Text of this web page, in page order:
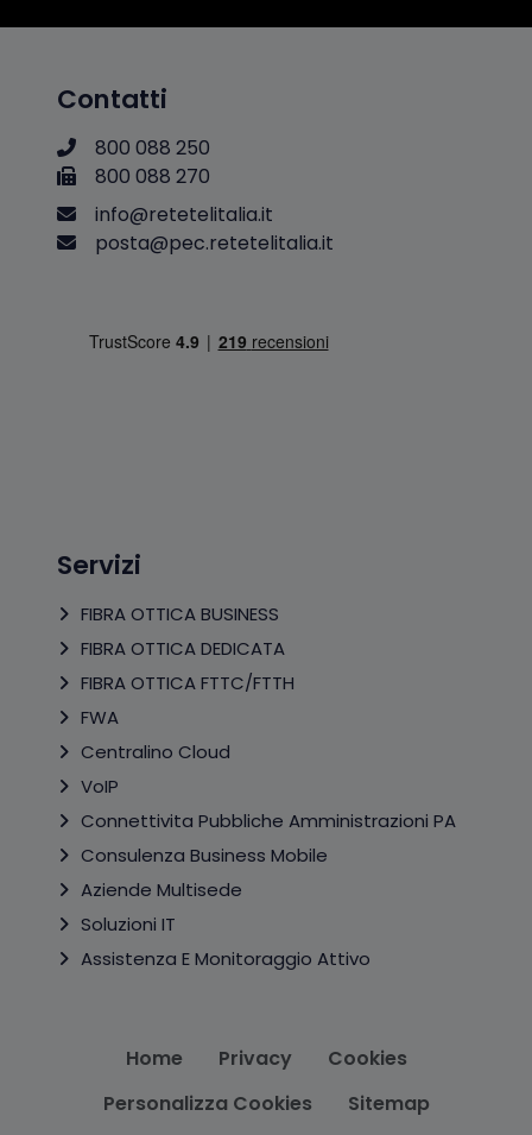
Contatti
800 088 250
800 088 270
info@retetelitalia.it
posta@pec.retetelitalia.it
Servizi
FIBRA OTTICA BUSINESS
FIBRA OTTICA DEDICATA
FIBRA OTTICA FTTC/FTTH
FWA
Centralino Cloud
VoIP
Connettivita Pubbliche Amministrazioni PA
Consulenza Business Mobile
Aziende Multisede
Soluzioni IT
Assistenza E Monitoraggio Attivo
Home Privacy
Cookies
Personalizza Cookies
Sitemap